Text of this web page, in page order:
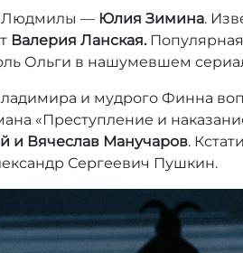
Людмилы — Юлия Зимина.
Валерия Ланская.
Ольги в нашумевшем
и мудрого Финна
«Преступление и
и Вячеслав Манучаров.
Сергеевич Пушкин.